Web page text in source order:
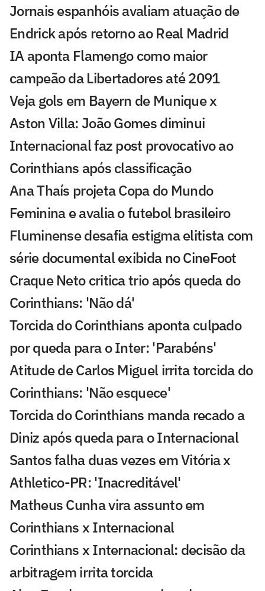
Jornais espanhóis avaliam atuação de
Endrick após retorno ao Real Madrid
IA aponta Flamengo como maior
campeão da Libertadores até 2091
Veja gols em Bayern de Munique x
Aston Villa: João Gomes diminui
Internacional faz post provocativo ao
Corinthians após classificação
Ana Thaís projeta Copa do Mundo
Feminina e avalia o futebol brasileiro
Fluminense desafia estigma elitista com
série documental exibida no CineFoot
Craque Neto critica trio após queda do
Corinthians: 'Não dá'
Torcida do Corinthians aponta culpado
por queda para o Inter: 'Parabéns'
Atitude de Carlos Miguel irrita torcida do
Corinthians: 'Não esquece'
Torcida do Corinthians manda recado a
Diniz após queda para o Internacional
Santos falha duas vezes em Vitória x
Athletico-PR: 'Inacreditável'
Matheus Cunha vira assunto em
Corinthians x Internacional
Corinthians x Internacional: decisão da
arbitragem irrita torcida